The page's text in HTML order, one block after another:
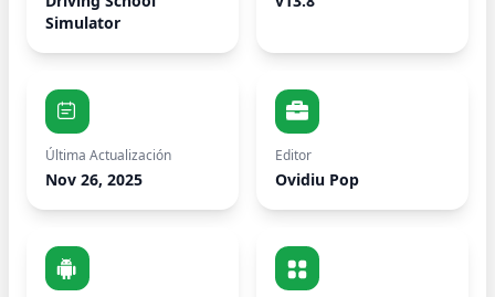
Simulator
Última Actualización
Nov 26, 2025
Editor
Ovidiu Pop